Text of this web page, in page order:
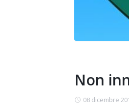
Non
08 dicembre